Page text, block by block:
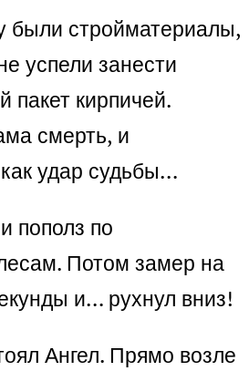
были стройматериалы,
успели занести
пакет кирпичей.
смерть, и
удар судьбы…
пополз по
Потом замер на
и… рухнул вниз!
Ангел. Прямо возле